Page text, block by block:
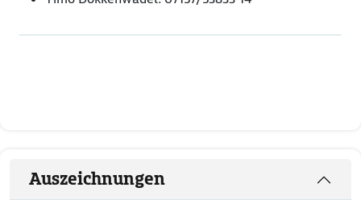
Auszeichnungen